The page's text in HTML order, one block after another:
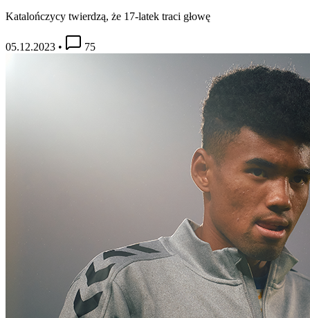
Katalończycy twierdzą, że 17-latek traci głowę
05.12.2023 • 75